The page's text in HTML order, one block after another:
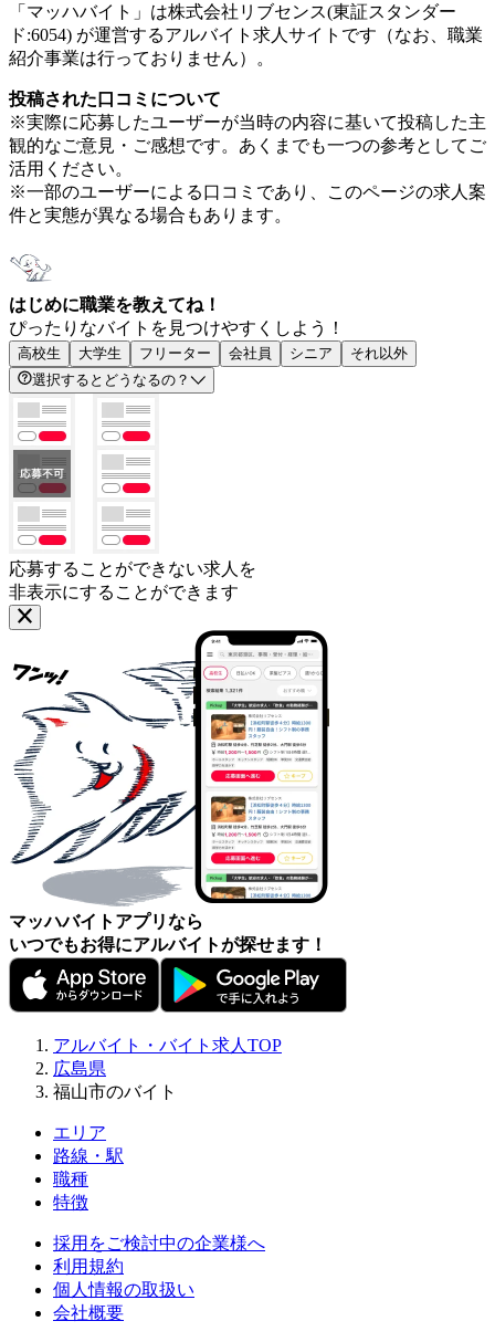
「マッハバイト」は株式会社リブセンス(東証スタンダー
ド:6054) が運営するアルバイト求人サイトです（なお、職業
紹介事業は行っておりません）。
投稿された口コミについて
※実際に応募したユーザーが当時の内容に基いて投稿した主
観的なご意見・ご感想です。あくまでも一つの参考としてご
活用ください。
※一部のユーザーによる口コミであり、このページの求人案
件と実態が異なる場合もあります。
はじめに職業を教えてね！
ぴったりなバイトを見つけやすくしよう！
高校生 大学生 フリーター 会社員 シニア
それ以外
選択するとどうなるの？
応募することができない求人を
非表示にすることができます
マッハバイトアプリなら
いつでもお得にアルバイトが探せます！
アルバイト・バイト求人TOP
広島県
福山市のバイト
エリア
路線・駅
職種
特徴
採用をご検討中の企業様へ
利用規約
個人情報の取扱い
会社概要